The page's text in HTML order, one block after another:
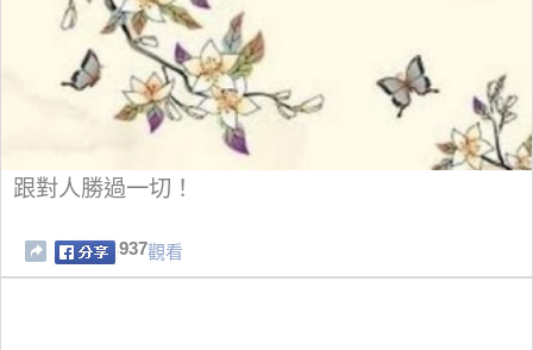
跟對人勝過一切！
937觀看